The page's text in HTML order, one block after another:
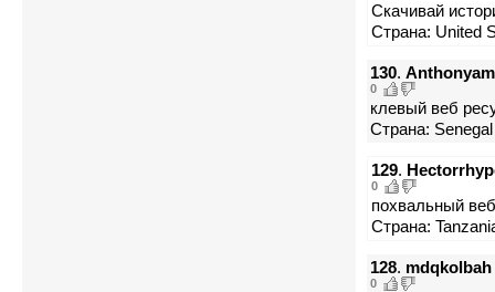
Скачивай
Страна: United
130.
0
клевый веб
Страна:
129.
0
похвальный
Страна:
128. mdqkolbah
0